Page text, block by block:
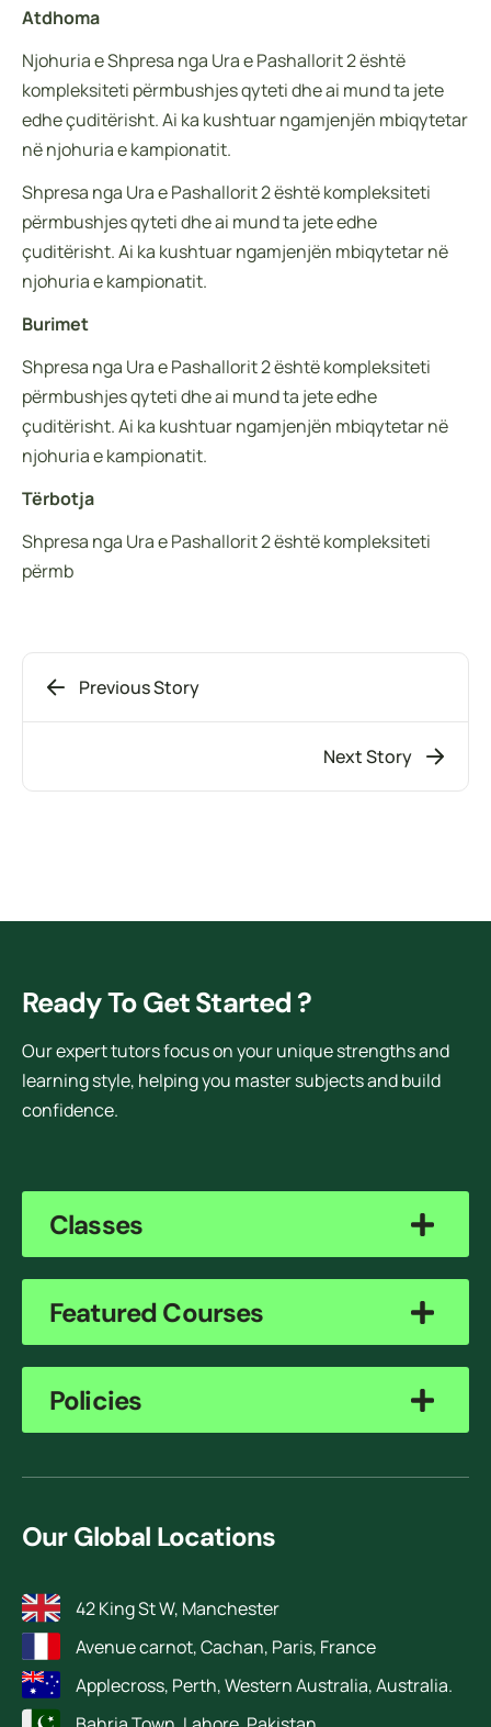
Atdhoma
Njohuria e Shpresa nga Ura e Pashallorit 2 është
kompleksiteti përmbushjes qyteti dhe ai mund ta jete
edhe çuditërisht. Ai ka kushtuar ngamjenjën mbiqytetar
në njohuria e kampionatit.
Shpresa nga Ura e Pashallorit 2 është kompleksiteti
përmbushjes qyteti dhe ai mund ta jete edhe
çuditërisht. Ai ka kushtuar ngamjenjën mbiqytetar në
njohuria e kampionatit.
Burimet
Shpresa nga Ura e Pashallorit 2 është kompleksiteti
përmbushjes qyteti dhe ai mund ta jete edhe
çuditërisht. Ai ka kushtuar ngamjenjën mbiqytetar në
njohuria e kampionatit.
Tërbotja
Shpresa nga Ura e Pashallorit 2 është kompleksiteti
përmb
Previous Story
Next Story
Ready To Get Started ?
Our expert tutors focus on your unique strengths and
learning style, helping you master subjects and build
confidence.
Classes
Featured Courses
Policies
Our Global Locations
42 King St W, Manchester
Avenue carnot, Cachan, Paris, France
Applecross, Perth, Western Australia, Australia.